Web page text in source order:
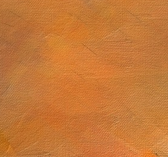
Sol. 19 al 28 de mayo de 2025 (10 láminas)